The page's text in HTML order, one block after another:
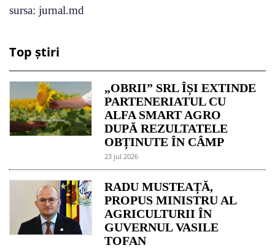
sursa: jurnal.md
Top știri
„OBRII” SRL ÎȘI EXTINDE
PARTENERIATUL CU
ALFA SMART AGRO
DUPĂ REZULTATELE
OBȚINUTE ÎN CÂMP
23 jul 2026
RADU MUSTEAȚĂ,
PROPUS MINISTRU AL
AGRICULTURII ÎN
GUVERNUL VASILE
TOFAN